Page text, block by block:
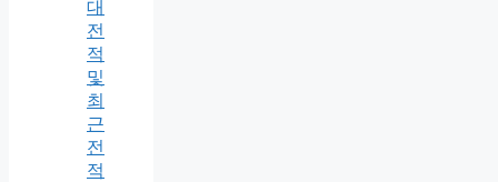
대
전
적
및
최
근
전
적